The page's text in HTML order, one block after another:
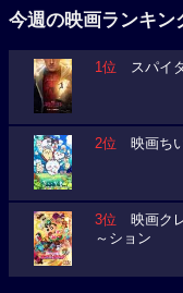
今週の映画ランキン
1位 スパイ
2位 映画ち
3位 映画ク
～ション